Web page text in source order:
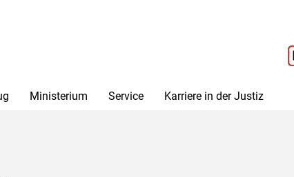
Ministerium Service Karriere in der Justiz